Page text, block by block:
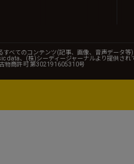
すべてのコンテンツ(記事、画像、音声データ
data、(株)シーディージャーナルより提供され
物商許可 第302191605310号